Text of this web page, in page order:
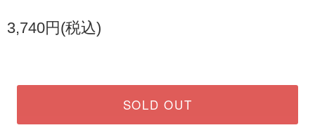
3,740円(税込)
SOLD OUT